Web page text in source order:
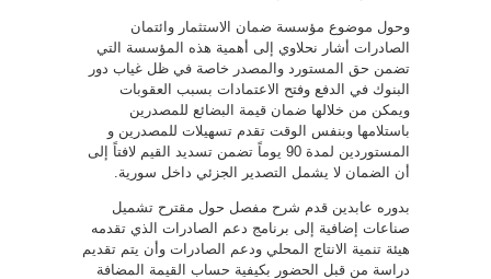
وحول موضوع مؤسسة ضمان الاستثمار وائتمان
الصادرات أشار نحلاوي إلى أهمية هذه المؤسسة التي
تضمن حق المستورد والمصدر خاصة في ظل غياب دور
البنوك في الدفع وفتح الاعتمادات بسبب العقوبات
ويمكن من خلالها ضمان قيمة البضائع للمصدرين
باستلامها وبنفس الوقت تقدم تسهيلات للمصدرين و
المستوردين لمدة 90 يوماً تضمن تسديد القيم لافتاً إلى
أن الضمان لا يشمل التصدير الجزئي داخل سورية.
بدوره عابدين قدم شرح مفصل حول مقترح تشميل
صناعات إضافية إلى برنامج دعم الصادرات الذي تقدمه
هيئة تنمية الانتاج المحلي ودعم الصادرات وأن يتم تقديم
دراسة من قبل الحضور بكيفية حساب القيمة المضافة